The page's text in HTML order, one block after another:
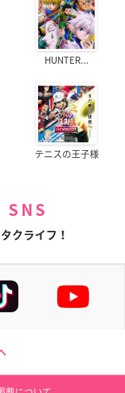
HUNTER...
テニスの王子様
SNS
クライフ！